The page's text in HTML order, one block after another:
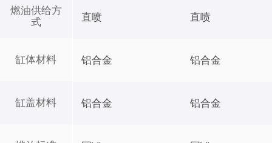
燃油供给方
式
缸体材料
缸盖材料
直喷 直喷
铝合金 铝合金
铝合金 铝合金